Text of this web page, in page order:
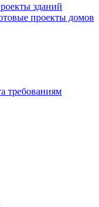
зданий
проекты домов
требованиям